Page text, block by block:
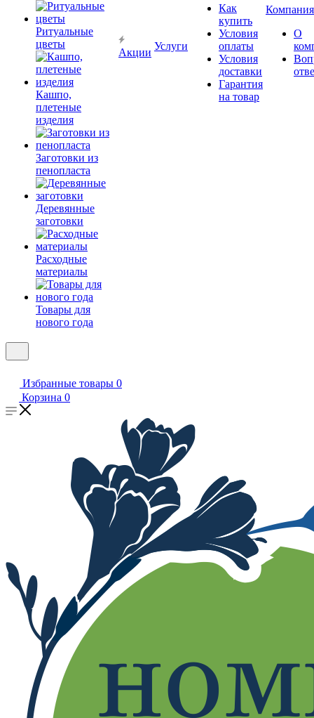
Ритуальные
цветы
Кашпо,
плетеные
изделия
Заготовки из
пенопласта
Деревянные
заготовки
Расходные
материалы
Товары для
нового года
Акции
Услуги
Как
купить
Условия
оплаты
Условия
доставки
Гарантия
на товар
Компания
О
Избранные товары 0
Корзина 0